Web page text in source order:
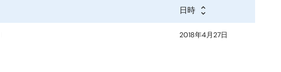
日時
2018年4月27日